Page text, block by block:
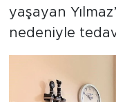
yaşayan
nedeniyle